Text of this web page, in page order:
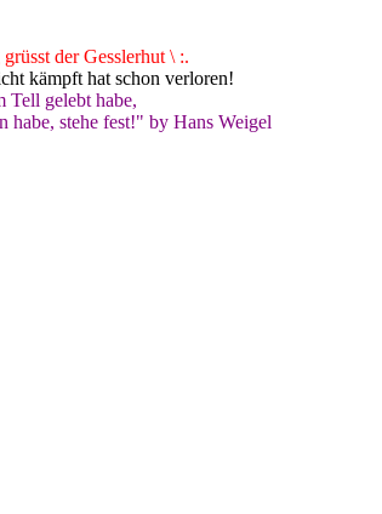
der Gesslerhut \ :.
kämpft hat schon verloren!
Tell gelebt habe,
habe, stehe fest!" by Hans Weigel